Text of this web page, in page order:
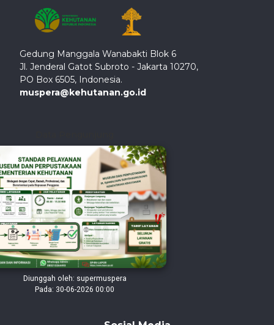
Gedung Manggala Wanabakti Blok 6
Jl. Jenderal Gatot Subroto - Jakarta 10270,
PO Box 6505, Indonesia.
muspera@kehutanan.go.id
Diunggah oleh: supermuspera
Pada: 30-06-2026 00:00